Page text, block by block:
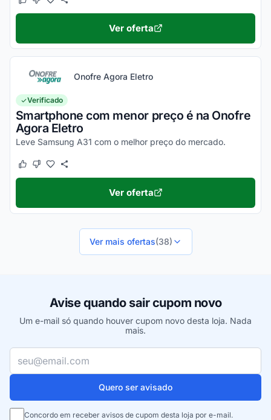
Este cupom funcionou
Este cupom não funcionou
Ver oferta
Onofre Agora Eletro
Verificado
Smartphone com menor preço é na Onofre
Agora Eletro
Leve Samsung A31 com o melhor preço do mercado.
Este cupom funcionou
Este cupom não funcionou
Ver oferta
Ver mais ofertas(38)
Avise quando sair cupom novo
Um e-mail só quando houver cupom novo desta loja. Nada
mais.
Seu e-mail
Quero ser avisado
Concordo em receber avisos de cupom desta loja por e-mail.